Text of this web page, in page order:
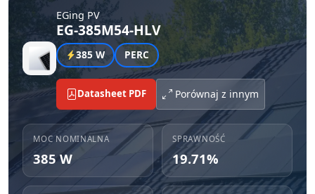
EGing PV
EG-385M54-HLV
385 W PERC
Datasheet PDF Porównaj z innym
MOC NOMINALNA
385 W
SPRAWNOŚĆ
19.71%